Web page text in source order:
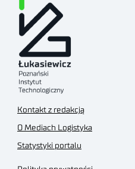
Kontakt z redakcją
O Mediach Logistyka
Statystyki portalu